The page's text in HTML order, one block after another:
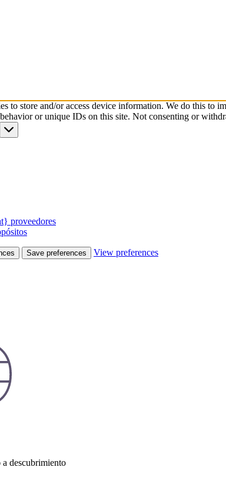
to store and/or access device information. We do this
or unique IDs on this site. Not consenting or
proveedores
Save preferences View preferences
descubrimiento